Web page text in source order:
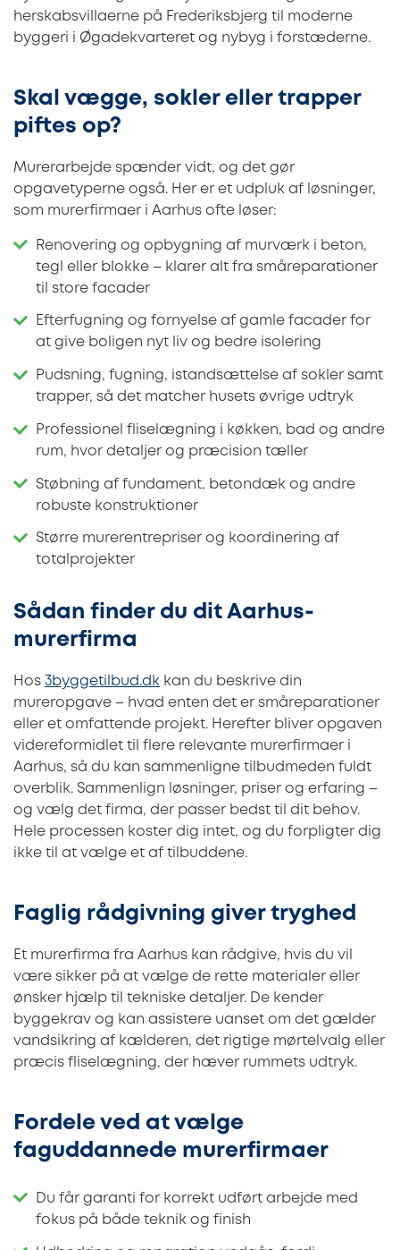
herskabsvillaerne på Frederiksbjerg til moderne
byggeri i Øgadekvarteret og nybyg i forstæderne.
Skal vægge, sokler eller trapper
piftes op?
Murerarbejde spænder vidt, og det gør
opgavetyperne også. Her er et udpluk af løsninger,
som murerfirmaer i Aarhus ofte løser:
Renovering og opbygning af murværk i beton,
tegl eller blokke – klarer alt fra småreparationer
til store facader
Efterfugning og fornyelse af gamle facader for
at give boligen nyt liv og bedre isolering
Pudsning, fugning, istandsættelse af sokler samt
trapper, så det matcher husets øvrige udtryk
Professionel fliselægning i køkken, bad og andre
rum, hvor detaljer og præcision tæller
Støbning af fundament, betondæk og andre
robuste konstruktioner
Større murerentrepriser og koordinering af
totalprojekter
Sådan finder du dit Aarhus-
murerfirma
Hos 3byggetilbud.dk kan du beskrive din
mureropgave – hvad enten det er småreparationer
eller et omfattende projekt. Herefter bliver opgaven
videreformidlet til flere relevante murerfirmaer i
Aarhus, så du kan sammenligne tilbudmeden fuldt
overblik. Sammenlign løsninger, priser og erfaring –
og vælg det firma, der passer bedst til dit behov.
Hele processen koster dig intet, og du forpligter dig
ikke til at vælge et af tilbuddene.
Faglig rådgivning giver tryghed
Et murerfirma fra Aarhus kan rådgive, hvis du vil
være sikker på at vælge de rette materialer eller
ønsker hjælp til tekniske detaljer. De kender
byggekrav og kan assistere uanset om det gælder
vandsikring af kælderen, det rigtige mørtelvalg eller
præcis fliselægning, der hæver rummets udtryk.
Fordele ved at vælge
faguddannede murerfirmaer
Du får garanti for korrekt udført arbejde med
fokus på både teknik og finish